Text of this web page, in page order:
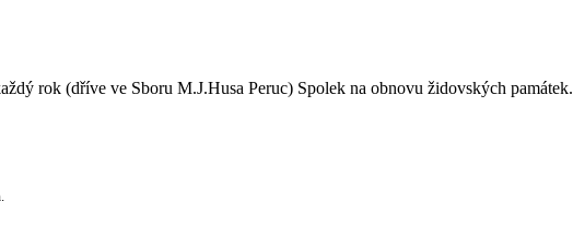
rok (dříve ve Sboru M.J.Husa Peruc) Spolek na obnovu židovských památek.